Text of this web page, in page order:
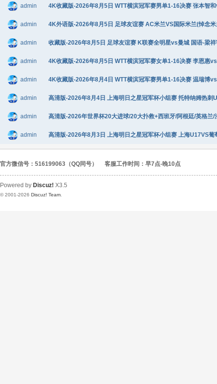
admin 4K收藏版-2026年8月5日 WTT横滨冠军赛男单1-16决赛 张本智
admin 4K外语版-2026年8月5日 足球友谊赛 AC米兰VS国际米兰(悼念
admin 收藏版-2026年8月5日 足球友谊赛 K联赛全明星vs曼城 国语-梁
admin 4K收藏版-2026年8月5日 WTT横滨冠军赛女单1-16决赛 李恩惠
admin 4K收藏版-2026年8月4日 WTT横滨冠军赛男单1-16决赛 温瑞博
admin 高清版-2026年8月4日 上海明日之星冠军杯小组赛 托特纳姆热
admin 高清版-2026年世界杯20大进球/20大扑救+西班牙/阿根廷/英格
admin 高清版-2026年8月3日 上海明日之星冠军杯小组赛 上海U17VS
官方微信号：516199063（QQ同号） 客服工作时间：早7点-晚10点
Powered by Discuz! X3.5
© 2001-2026 Discuz! Team